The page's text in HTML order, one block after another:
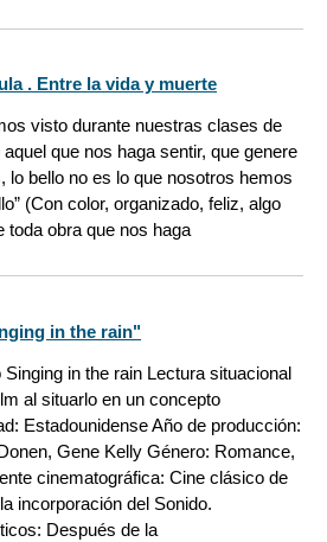
. Entre la vida y muerte
visto durante nuestras clases de
que nos haga sentir, que genere
lo bello no es lo que nosotros hemos
(Con color, organizado, feliz, algo
obra que nos haga
in the rain"
in the rain Lectura situacional
al situarlo en un concepto
Estadounidense Año de producción:
Gene Kelly Género: Romance,
cinematográfica: Cine clásico de
incorporación del Sonido.
Después de la